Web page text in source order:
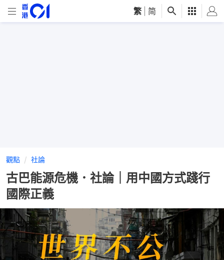
繁 简
觀點 社論
古巴能源危機．社論｜用中國方式踐行
國際正義